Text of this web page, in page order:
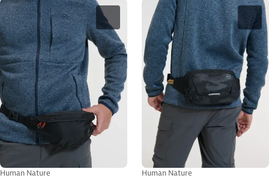
Human Nature Human Nature